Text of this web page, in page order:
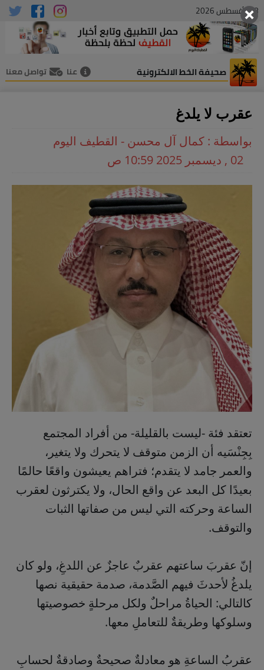
08 , أغسطس 2026
صحيفة الخط الالكترونية عنا تواصل معنا
عقرب لا يلدغ
بواسطة : كمال آل محسن - القطيف اليوم
02 , ديسمبر 2025 10:59 ص
تعتقد فئة -ليست بالقليلة- من أفراد المجتمع
بِجِنْسَيه أن الزمن متوقف لا يتحرك ولا يتغير،
والعمر جامد لا يتقدم؛ فتراهم يعيشون واقعًا حالمًا
بعيدًا كل البعد عن واقع الحال، ولا يكترثون لعقرب
الساعة وحركته التي ليس من صفاتها الثبات
والتوقف.
إنّ عقربَ ساعتهم عقربٌ عاجزٌ عن اللدغِ، ولو كان
يلدغُ لأحدثَ فيهم الصَّدمة، صدمة حقيقية نصها
كالتالي: الحياةُ مراحلٌ ولكل مرحلةٍ خصوصيتها
وسلوكها وطريقةٌ للتعاملِ معها.
عقربُ الساعةِ هو معادلةٌ صحيحةٌ وصادقةٌ لحسابِ